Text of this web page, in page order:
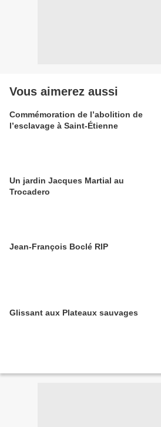
Vous aimerez aussi
Commémoration de l’abolition de
l’esclavage à Saint-Étienne
Un jardin Jacques Martial au
Trocadero
Jean-François Boclé RIP
Glissant aux Plateaux sauvages